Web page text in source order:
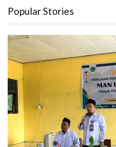
Popular Stories